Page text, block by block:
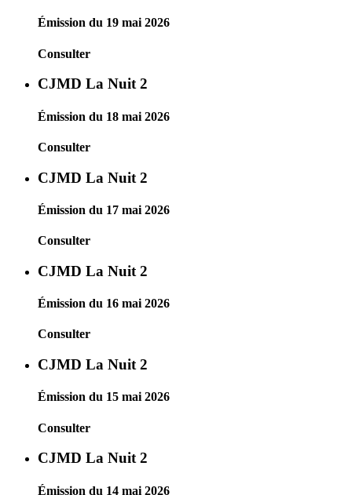
Émission du 19 mai 2026
Consulter
CJMD La Nuit 2
Émission du 18 mai 2026
Consulter
CJMD La Nuit 2
Émission du 17 mai 2026
Consulter
CJMD La Nuit 2
Émission du 16 mai 2026
Consulter
CJMD La Nuit 2
Émission du 15 mai 2026
Consulter
CJMD La Nuit 2
Émission du 14 mai 2026